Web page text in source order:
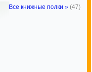
Все книжные полки » (47)